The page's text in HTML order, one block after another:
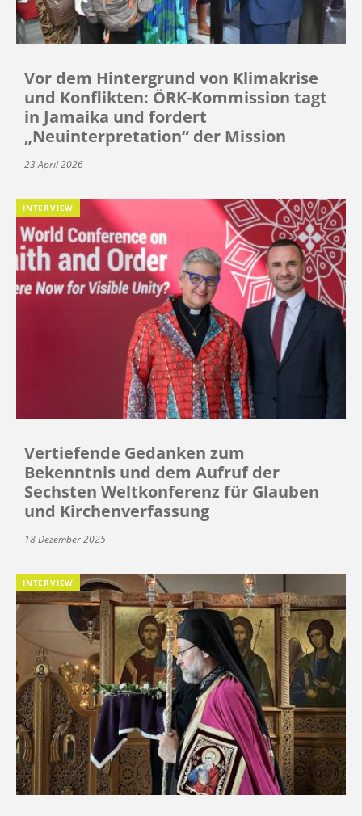
Vor dem Hintergrund von Klimakrise
und Konflikten: ÖRK-Kommission tagt
in Jamaika und fordert
„Neuinterpretation“ der Mission
23 April 2026
INTERVIEW
Vertiefende Gedanken zum
Bekenntnis und dem Aufruf der
Sechsten Weltkonferenz für Glauben
und Kirchenverfassung
18 Dezember 2025
INTERVIEW